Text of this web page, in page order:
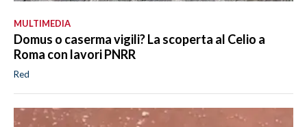
MULTIMEDIA
Domus o caserma vigili? La scoperta al Celio a
Roma con lavori PNRR
Red